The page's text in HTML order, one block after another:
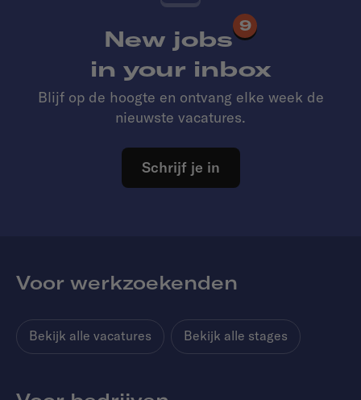
New jobs
9
in your inbox
Blijf op de hoogte en ontvang elke week de
nieuwste vacatures.
Schrijf je in
Voor werkzoekenden
Bekijk alle vacatures Bekijk alle stages